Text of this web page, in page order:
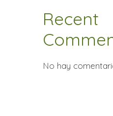
Recent
No hay